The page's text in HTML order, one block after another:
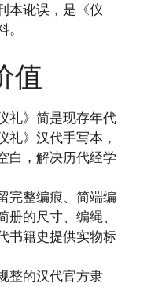
本讹误，是《仪
值
礼》简是现存年代
礼》汉代手写本，
白，解决历代经学
完整编痕、简端编
的尺寸、编绳、
书籍史提供实物标
整的汉代官方隶